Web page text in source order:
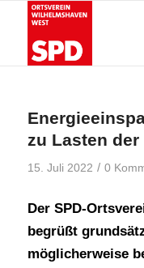
zu Lasten
15. Juli 2022 / 0
Der SPD-
begrüßt
möglicherweise